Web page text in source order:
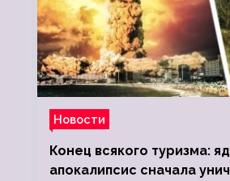
Новости
Конец всякого туризма:
апокалипсис сначала